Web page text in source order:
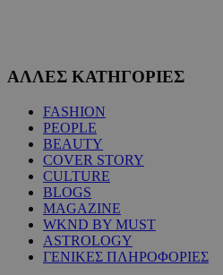
ΑΛΛΕΣ ΚΑΤΗΓΟΡΙΕΣ
FASHION
PEOPLE
BEAUTY
COVER STORY
CULTURE
BLOGS
MAGAZINE
WKND BY MUST
ASTROLOGY
ΓΕΝΙΚΕΣ ΠΛΗΡΟΦΟΡΙΕΣ